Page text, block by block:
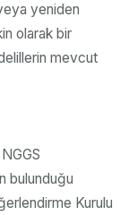
yeniden
olarak bir
delillerin mevcut
bulunduğu
Kurulu